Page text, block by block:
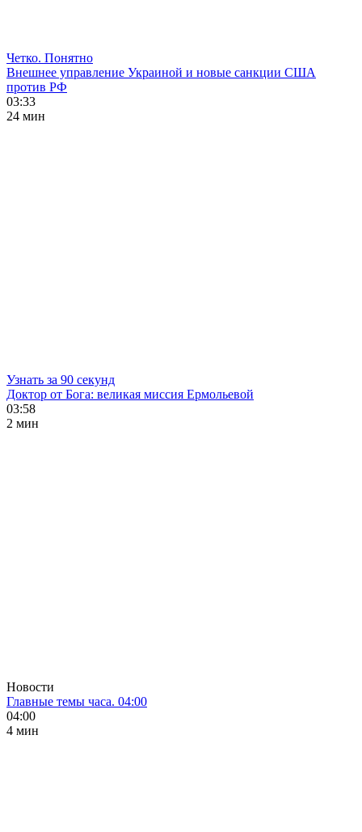
Четко. Понятно
Внешнее управление Украиной и новые санкции США
против РФ
03:33
24 мин
Узнать за 90 секунд
Доктор от Бога: великая миссия Ермольевой
03:58
2 мин
Новости
Главные темы часа. 04:00
04:00
4 мин